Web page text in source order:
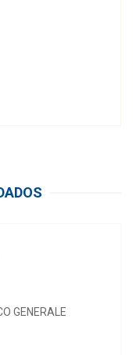
GENERALE